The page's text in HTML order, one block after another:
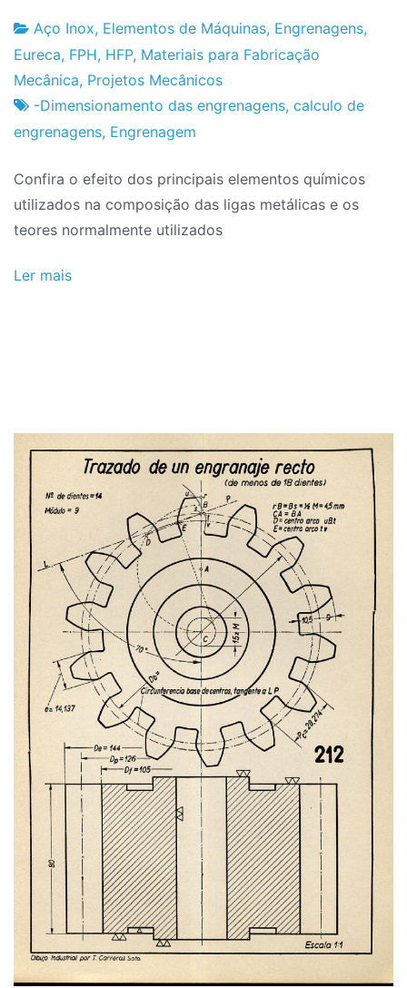
Fabrica
do
Projeto
20
de
Fevereiro
de
Aço Inox, Elementos de Máquinas, Engrenagens,
Eureca, FPH, HFP, Materiais para Fabricação
Mecânica, Projetos Mecânicos
-Dimensionamento das engrenagens, calculo de
engrenagens, Engrenagem
Confira o efeito dos principais elementos químicos
utilizados na composição das ligas metálicas e os
teores normalmente utilizados
Ler mais